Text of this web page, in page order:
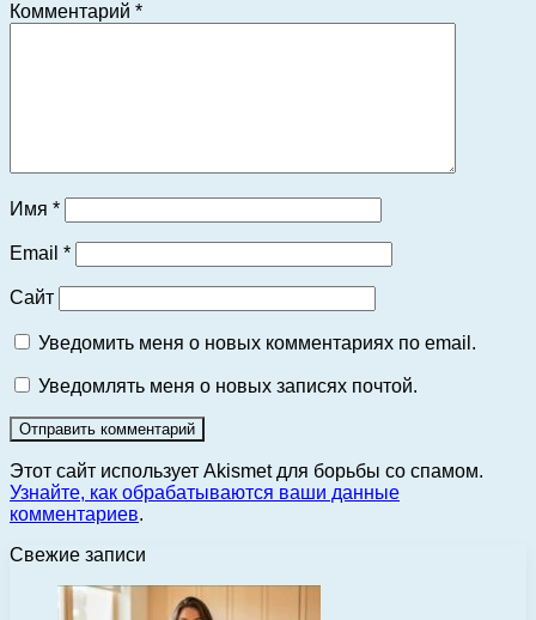
Комментарий *
Имя *
Email *
Сайт
Уведомить меня о новых комментариях по email.
Уведомлять меня о новых записях почтой.
Этот сайт использует Akismet для борьбы со спамом.
Узнайте, как обрабатываются ваши данные
комментариев.
Свежие записи